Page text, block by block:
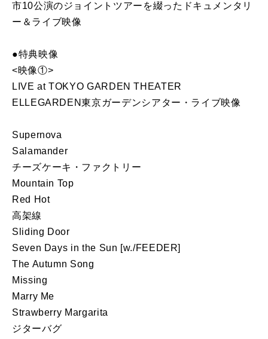
市10公演のジョイントツアーを綴ったドキュメンタリ
ー＆ライブ映像
●特典映像
<映像①>
LIVE at TOKYO GARDEN THEATER
ELLEGARDEN東京ガーデンシアター・ライブ映像
Supernova
Salamander
チーズケーキ・ファクトリー
Mountain Top
Red Hot
高架線
Sliding Door
Seven Days in the Sun [w./FEEDER]
The Autumn Song
Missing
Marry Me
Strawberry Margarita
ジターバグ